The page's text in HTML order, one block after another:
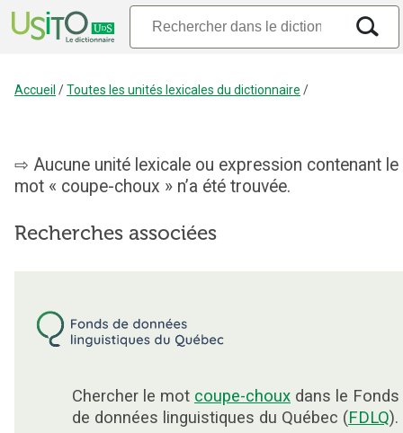
Accueil /Toutes les unités lexicales du dictionnaire /
Aucune unité lexicale ou expression contenant le
mot « coupe-choux » n’a été trouvée.
Recherches associées
Chercher le mot coupe-choux dans le Fonds
de données linguistiques du Québec (FDLQ).